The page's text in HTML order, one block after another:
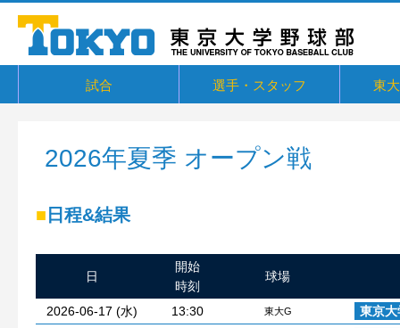
試合 選手・スタッフ 東
2026年夏季 オープン戦
■ 日程&結果
日
開始
時刻
球場
2026-06-17 (水) 13:30 東大G
東京大